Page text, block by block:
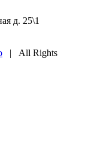
д. 25\1
| All Rights